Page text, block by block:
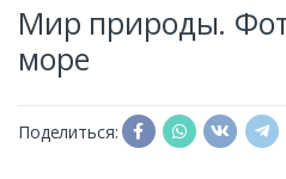
Мир природы.
море
Поделиться: